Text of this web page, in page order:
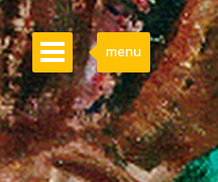
menu